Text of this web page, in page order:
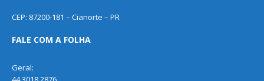
CEP: 87200-181 – Cianorte – PR
FALE COM A FOLHA
Geral: